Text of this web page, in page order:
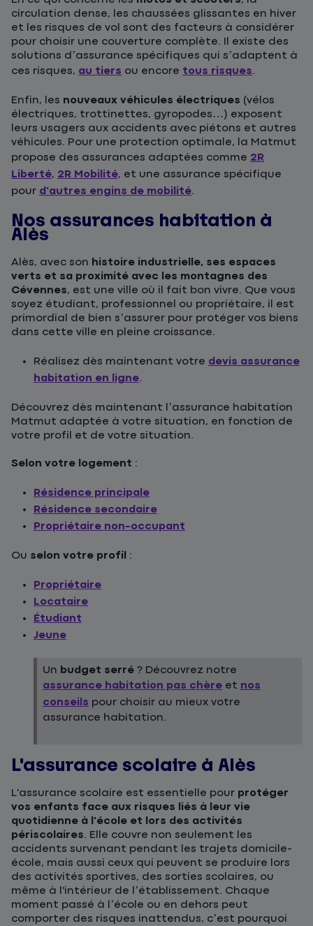
circulation dense, les chaussées glissantes en hiver
et les risques de vol sont des facteurs à considérer
pour choisir une couverture complète. Il existe des
solutions d’assurance spécifiques qui s’adaptent à
ces risques, au tiers ou encore tous risques.
Enfin, les nouveaux véhicules électriques (vélos
électriques, trottinettes, gyropodes…) exposent
leurs usagers aux accidents avec piétons et autres
véhicules. Pour une protection optimale, la Matmut
propose des assurances adaptées comme 2R
Liberté, 2R Mobilité, et une assurance spécifique
pour d'autres engins de mobilité.
Nos assurances habitation à
Alès
Alès, avec son histoire industrielle, ses espaces
verts et sa proximité avec les montagnes des
Cévennes, est une ville où il fait bon vivre. Que vous
soyez étudiant, professionnel ou propriétaire, il est
primordial de bien s’assurer pour protéger vos biens
dans cette ville en pleine croissance.
Réalisez dès maintenant votre devis assurance
habitation en ligne.
Découvrez dès maintenant l’assurance habitation
Matmut adaptée à votre situation, en fonction de
votre profil et de votre situation.
Selon votre logement :
Résidence principale
Résidence secondaire
Propriétaire non-occupant
Ou selon votre profil :
Propriétaire
Locataire
Étudiant
Jeune
Un budget serré ? Découvrez notre
assurance habitation pas chère et nos
conseils pour choisir au mieux votre
assurance habitation.
L'assurance scolaire à Alès
L'assurance scolaire est essentielle pour protéger
vos enfants face aux risques liés à leur vie
quotidienne à l'école et lors des activités
périscolaires. Elle couvre non seulement les
accidents survenant pendant les trajets domicile-
école, mais aussi ceux qui peuvent se produire lors
des activités sportives, des sorties scolaires, ou
même à l'intérieur de l’établissement. Chaque
moment passé à l’école ou en dehors peut
comporter des risques inattendus, c’est pourquoi